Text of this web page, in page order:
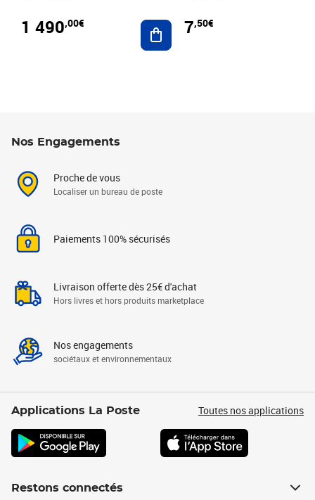
1 490,00€ Ajouter au panier
7,50€
Nos Engagements
Proche de vous
Localiser un bureau de poste
Paiements 100% sécurisés
Livraison offerte dès 25€ d'achat
Hors livres et hors produits marketplace
Nos engagements
sociétaux et environnementaux
Applications La Poste Toutes nos applications
Restons connectés